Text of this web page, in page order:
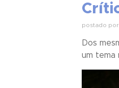
postado por
Dos
um tema